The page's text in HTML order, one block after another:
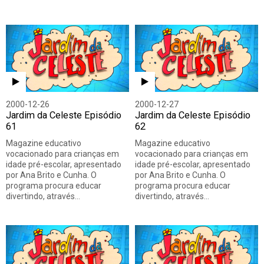
2000-12-26
Jardim da Celeste Episódio
61
Magazine educativo
vocacionado para crianças em
idade pré-escolar, apresentado
por Ana Brito e Cunha. O
programa procura educar
divertindo, através…
2000-12-27
Jardim da Celeste Episódio
62
Magazine educativo
vocacionado para crianças em
idade pré-escolar, apresentado
por Ana Brito e Cunha. O
programa procura educar
divertindo, através…